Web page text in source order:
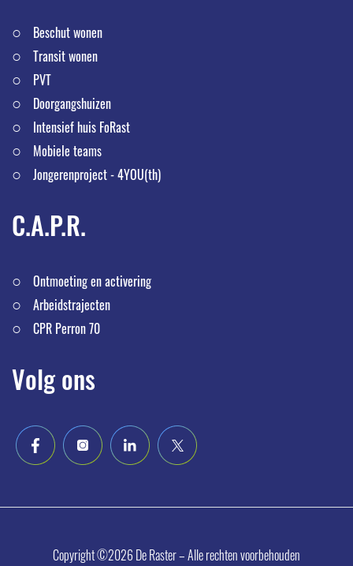
Beschut wonen
Transit wonen
PVT
Doorgangshuizen
Intensief huis FoRast
Mobiele teams
Jongerenproject - 4YOU(th)
C.A.P.R.
Ontmoeting en activering
Arbeidstrajecten
CPR Perron 70
Volg ons
Copyright ©2026 De Raster – Alle rechten voorbehouden